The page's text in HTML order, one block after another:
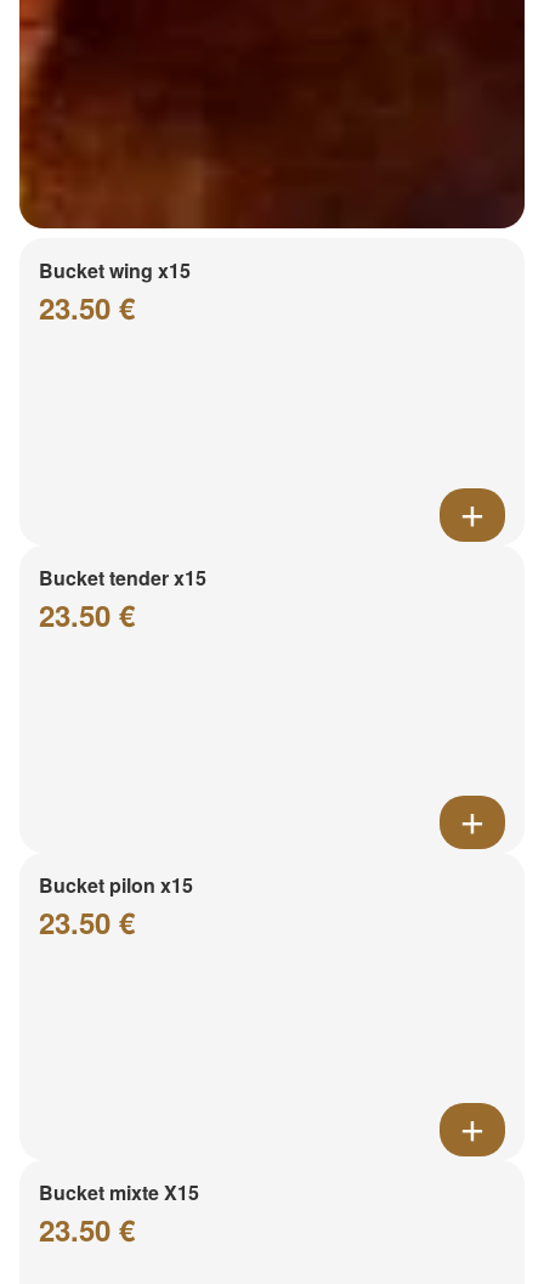
Bucket wing x15
23.50 €
Bucket tender x15
23.50 €
Bucket pilon x15
23.50 €
Bucket mixte X15
23.50 €